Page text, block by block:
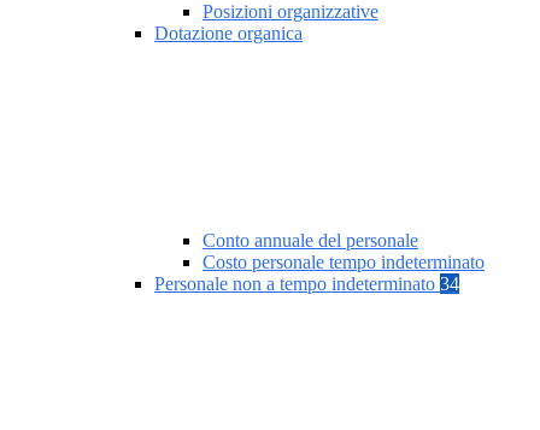
Posizioni organizzative
Dotazione organica
Conto annuale del personale
Costo personale tempo indeterminato
Personale non a tempo indeterminato 34